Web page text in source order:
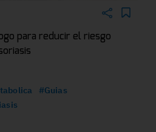
para reducir el riesgo
#Guias